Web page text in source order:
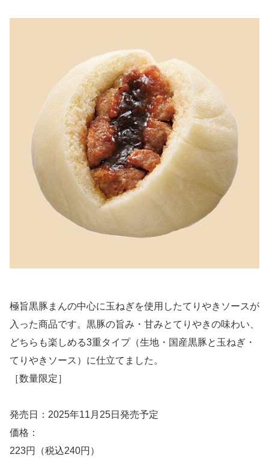
極旨黒豚まんの中心に玉ねぎを使用したてりやきソースが
入った商品です。黒豚の旨み・甘みとてりやきの味わい、
どちらも楽しめる3重タイプ（生地・国産黒豚と玉ねぎ・
てりやきソース）に仕立てました。
［数量限定］
発売日：2025年11月25日発売予定
価格：
223円（税込240円）